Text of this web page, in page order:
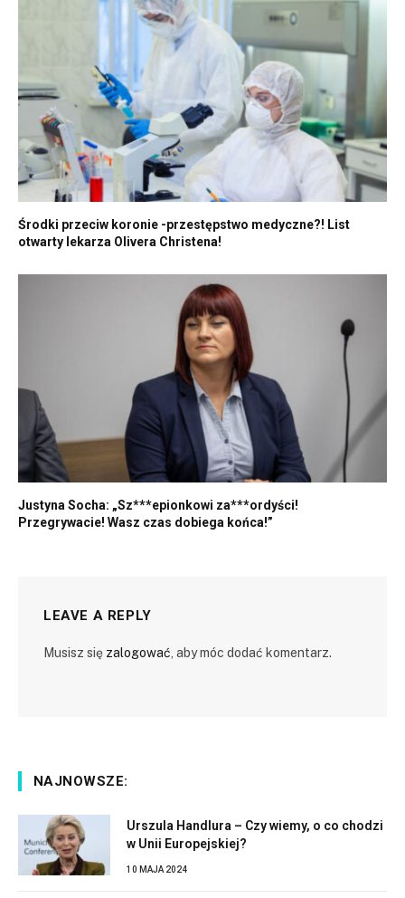
Środki przeciw koronie -przestępstwo medyczne?! List
otwarty lekarza Olivera Christena!
Justyna Socha: „Sz***epionkowi za***ordyści!
Przegrywacie! Wasz czas dobiega końca!”
LEAVE A REPLY
Musisz się zalogować , aby móc dodać komentarz.
NAJNOWSZE:
Urszula Handlura – Czy wiemy, o co chodzi
w Unii Europejskiej?
10 MAJA 2024